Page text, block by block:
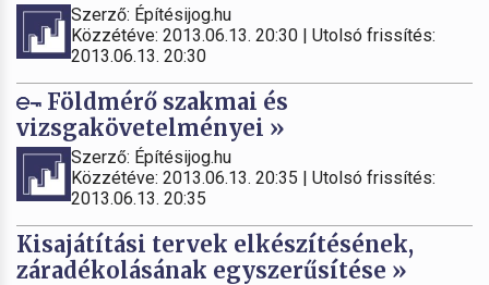
Szerző: Építésijog.hu
Közzétéve: 2013.06.13. 20:30 | Utolsó frissítés:
2013.06.13. 20:30
Földmérő szakmai és
vizsgakövetelményei »
Szerző: Építésijog.hu
Közzétéve: 2013.06.13. 20:35 | Utolsó frissítés:
2013.06.13. 20:35
Kisajátítási tervek elkészítésének,
záradékolásának egyszerűsítése »